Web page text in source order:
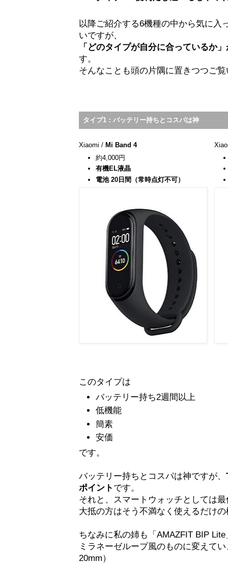
以降ご紹介する6機種の中から気に入
いですが、
「どのタイプが自分に合っているか
す。
そんなことも頭の片隅に置きつつご
タイプ1： バッテリー持ちとコスパは神
Xiaomi / Mi Band 4
約4,000円
有機EL液晶
電池 20日間（常時点灯不可）
このタイプは
バッテリー持ち2週間以上
低機能
簡素
安価
です。
バッテリー持ちとコスパは神ですが、
ポイント です。
それと、スマートウォッチとしては
大抵の方はそう不満なく使えるだけ
ちなみに私の姉も「AMAZFIT BIP
ミラネーゼループ風のものに変えて
20mm）